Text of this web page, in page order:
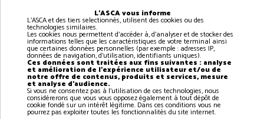
Arts plastiques (9/12 ans)
18h00à19h00
AMFREVILLE
L'ASCA vous informe
L'ASCA et des tiers selectionnés, utilisent des cookies ou des
technologies similaires.
Les cookies nous permettent d'accéder à, d'analyser et de stocker des
informations telles que les caractéristiques de votre terminal ainsi
que certaines données personnelles (par exemple : adresses IP,
données de navigation, d'utilisation, identifiants uniques).
Ces données sont traitées aux fins suivantes : analyse
et amélioration de l'expérience utilisateur et/ou de
notre offre de contenus, produits et services, mesure
et analyse d'audience.
Si vous ne consentez pas à l'utilisation de ces technologies, nous
considérerons que vous vous opposez également à tout dépôt de
cookie fondé sur un intérêt légitime. Dans ces conditions vous ne
pourrez pas exploiter toutes les fonctionnalités du site internet.